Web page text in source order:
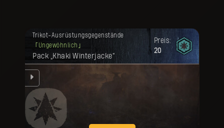
Trikot-Ausrüstungsgegenstände
Ungewöhnlich
Pack „Khaki Winterjacke“
Preis:
20
Deine Belohnung ist freigeschaltet
worden.